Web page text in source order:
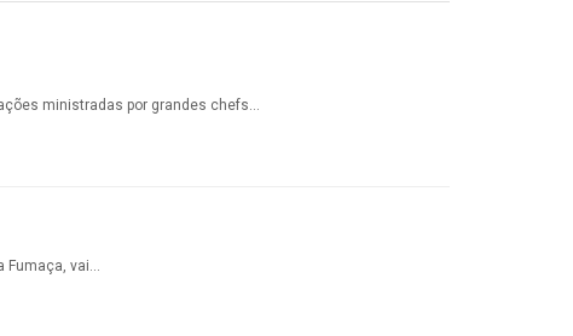
ministradas por grandes chefs…
Fumaça, vai…